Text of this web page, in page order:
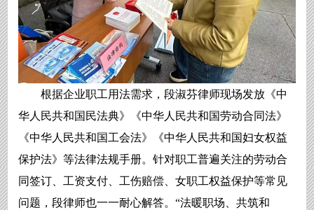
根据企业职工用法需求，段淑芬律师现场发放《中
华人民共和国民法典》《中华人民共和国劳动合同法》
《中华人民共和国工会法》《中华人民共和国妇女权益
保护法》等法律法规手册。针对职工普遍关注的劳动合
同签订、工资支付、工伤赔偿、女职工权益保护等常见
问题，段律师也一一耐心解答。“法暖职场、共筑和